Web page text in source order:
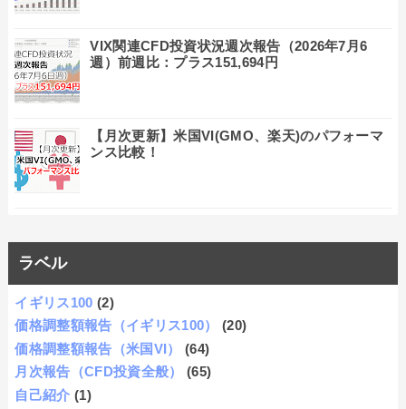
VIX関連CFD投資状況週次報告（2026年7月6
週）前週比：プラス151,694円
【月次更新】米国VI(GMO、楽天)のパフォーマ
ンス比較！
ラベル
イギリス100 (2)
価格調整額報告（イギリス100）
(20)
価格調整額報告（米国VI）
(64)
月次報告（CFD投資全般）
(65)
自己紹介 (1)